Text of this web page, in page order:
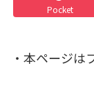
Pocket
・本ページは